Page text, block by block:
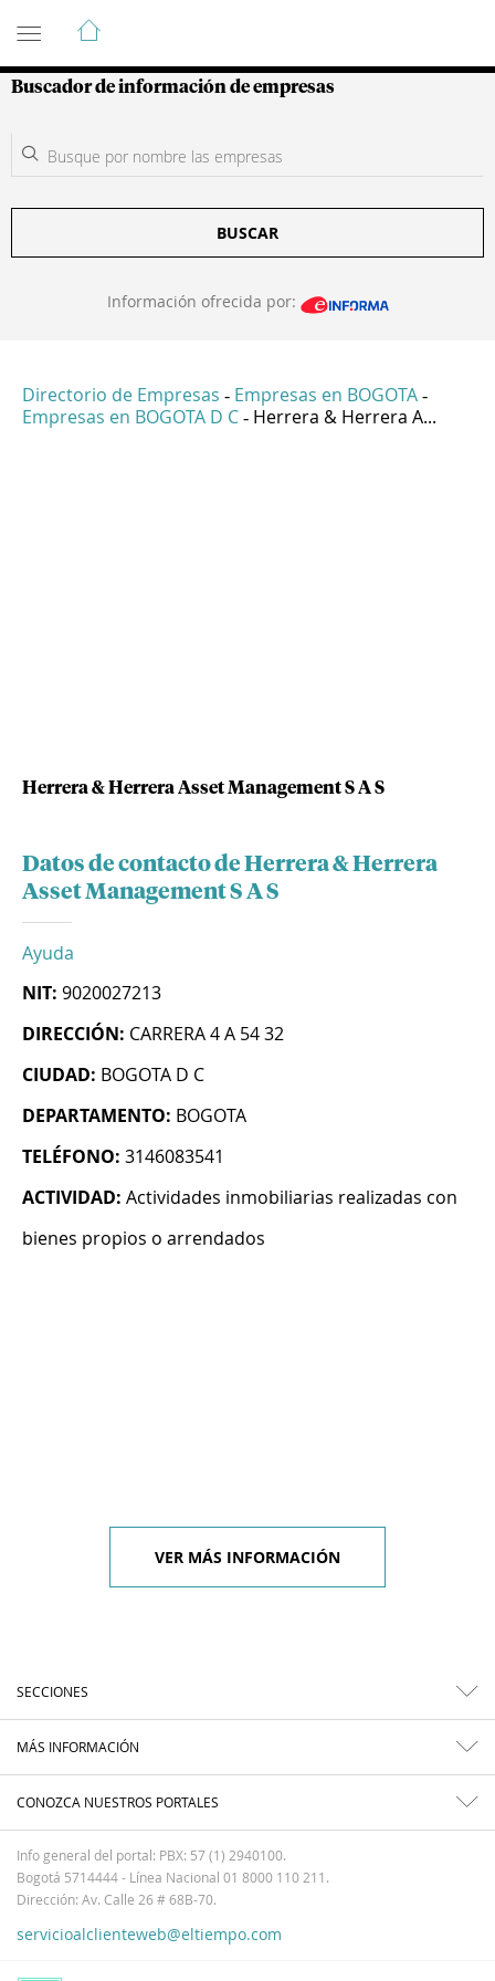
Guía de Empresas Colombianas
Buscador de información de empresas
BUSCAR
Información ofrecida por:
Directorio de Empresas - Empresas en BOGOTA -
Empresas en BOGOTA D C - Herrera & Herrera A...
Herrera & Herrera Asset Management S A S
Datos de contacto de Herrera & Herrera
Asset Management S A S
Ayuda
NIT: 9020027213
DIRECCIÓN: CARRERA 4 A 54 32
CIUDAD: BOGOTA D C
DEPARTAMENTO: BOGOTA
TELÉFONO: 3146083541
ACTIVIDAD: Actividades inmobiliarias realizadas con
bienes propios o arrendados
VER MÁS INFORMACIÓN
SECCIONES
MÁS INFORMACIÓN
CONOZCA NUESTROS PORTALES
Info general del portal: PBX: 57 (1) 2940100.
Bogotá 5714444 - Línea Nacional 01 8000 110 211.
Dirección: Av. Calle 26 # 68B-70.
servicioalclienteweb@eltiempo.com